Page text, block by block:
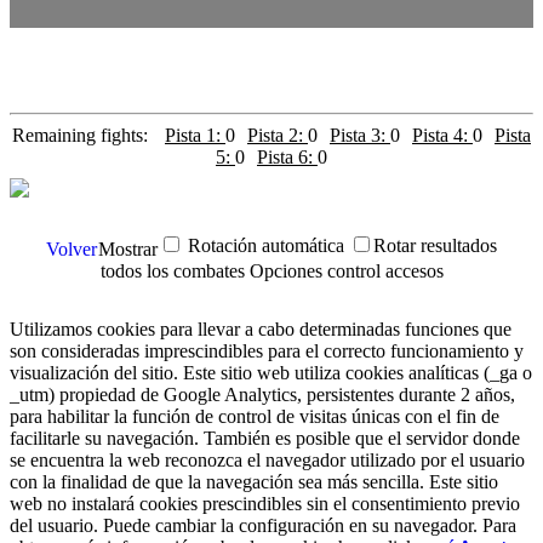
Remaining fights: Pista 1: 0 Pista 2: 0 Pista 3: 0 Pista 4: 0 Pista
5: 0 Pista 6: 0
Volver Rotación automática Rotar resultados
Mostrar
todos los combates Opciones control accesos
Utilizamos cookies para llevar a cabo determinadas funciones que
son consideradas imprescindibles para el correcto funcionamiento y
visualización del sitio. Este sitio web utiliza cookies analíticas (_ga o
_utm) propiedad de Google Analytics, persistentes durante 2 años,
para habilitar la función de control de visitas únicas con el fin de
facilitarle su navegación. También es posible que el servidor donde
se encuentra la web reconozca el navegador utilizado por el usuario
con la finalidad de que la navegación sea más sencilla. Este sitio
web no instalará cookies prescindibles sin el consentimiento previo
del usuario. Puede cambiar la configuración en su navegador. Para